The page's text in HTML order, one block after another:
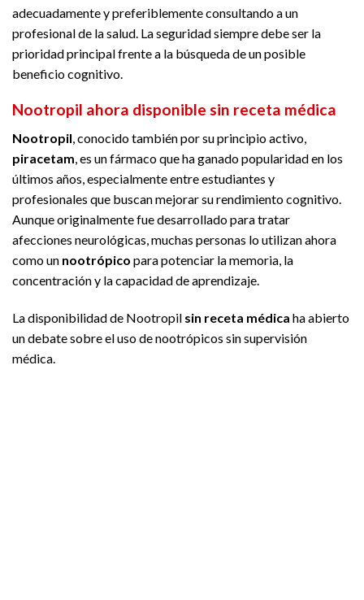
adecuadamente y preferiblemente consultando a un
profesional de la salud. La seguridad siempre debe ser la
prioridad principal frente a la búsqueda de un posible
beneficio cognitivo.
Nootropil ahora disponible sin receta médica
Nootropil, conocido también por su principio activo,
piracetam, es un fármaco que ha ganado popularidad en los
últimos años, especialmente entre estudiantes y
profesionales que buscan mejorar su rendimiento cognitivo.
Aunque originalmente fue desarrollado para tratar
afecciones neurológicas, muchas personas lo utilizan ahora
como un nootrópico para potenciar la memoria, la
concentración y la capacidad de aprendizaje.
La disponibilidad de Nootropil sin receta médica ha abierto
un debate sobre el uso de nootrópicos sin supervisión
médica.